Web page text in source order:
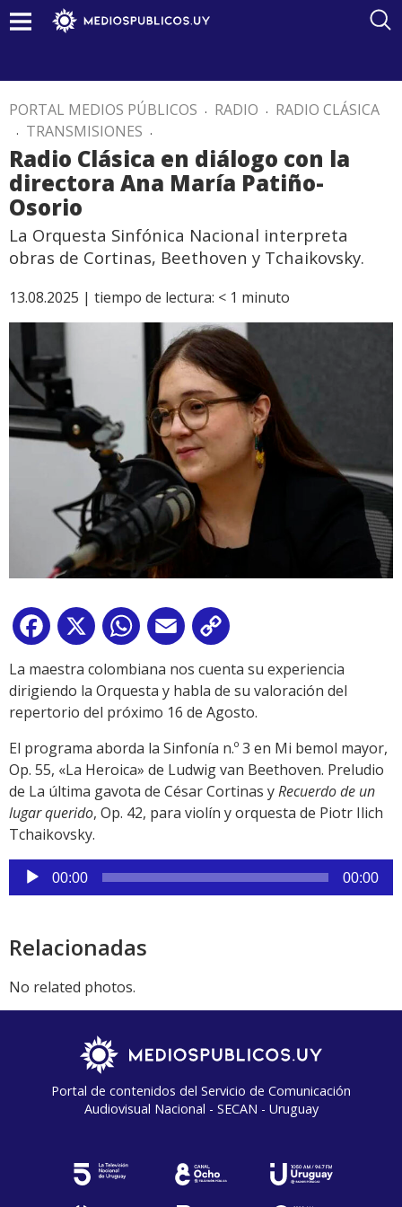
PORTAL MEDIOS PÚBLICOS . RADIO . RADIO CLÁSICA
. TRANSMISIONES .
Radio Clásica en diálogo con la
directora Ana María Patiño-
Osorio
La Orquesta Sinfónica Nacional interpreta
obras de Cortinas, Beethoven y Tchaikovsky.
13.08.2025 | tiempo de lectura: < 1 minuto
Facebook
X WhatsApp
Email
Link
La maestra colombiana nos cuenta su experiencia
dirigiendo la Orquesta y habla de su valoración del
repertorio del próximo 16 de Agosto.
El programa aborda la Sinfonía n.º 3 en Mi bemol mayor,
Op. 55, «La Heroica» de Ludwig van Beethoven. Preludio
de La última gavota de César Cortinas yRecuerdo de un
lugar querido, Op. 42, para violín y orquesta de Piotr Ilich
Tchaikovsky.
Reproductor
de
00:00 00:00
Relacionadas
No related photos.
Portal de contenidos del Servicio de Comunicación
Audiovisual Nacional - SECAN - Uruguay